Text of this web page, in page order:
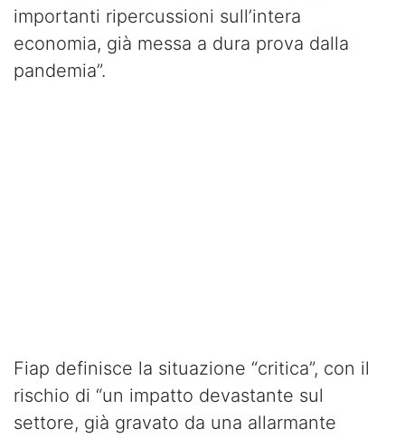
importanti ripercussioni sull’intera
economia, già messa a dura prova dalla
pandemia”.
Fiap definisce la situazione “critica”, con il
rischio di “un impatto devastante sul
settore, già gravato da una allarmante